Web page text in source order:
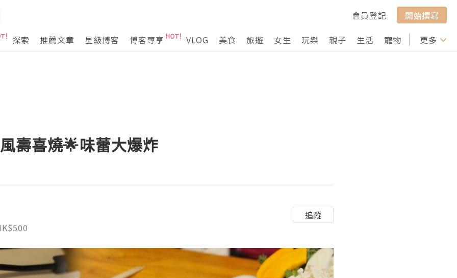
會員登記
開始撰寫
探索
推薦文章 星級博客 博客專享 VLOG 美食 旅遊 女生 玩樂 親子 生活 寵物 行山 打卡
更多
壽喜燒🌟味蕾大爆炸
追蹤